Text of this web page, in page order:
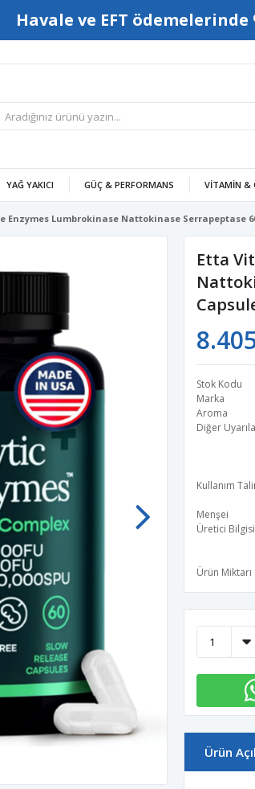
Havale ve EFT
YAĞ YAKICI GÜÇ & PERFORMANS VITAMIN &
Enzymes Lumbrokinase Nattokinase Serrapeptase
Etta
Stok Kodu
Marka
Aroma
Diğer
Kullanım
Menşei
Üretici Bilgisi
Ürün Miktarı
Ürün